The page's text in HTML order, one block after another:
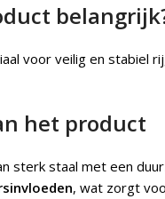
voor veilig en
het product
sterk staal met een
, wat zorgt